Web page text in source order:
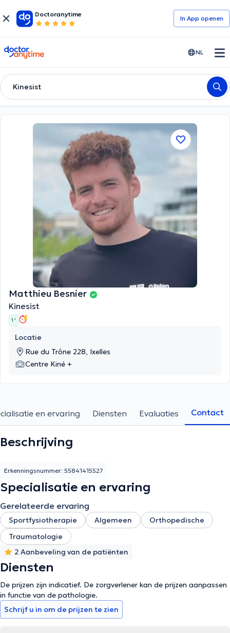
Doctoranytime
In App openen
doctoranytime NL
Kinesist
Matthieu Besnier
Kinesist
1 '
Locatie
Rue du Trône 228, Ixelles
Centre Kiné +
en ervaring Diensten Evaluaties Contact
Beschrijving
Erkenningsnummer: 55841415527
Specialisatie en ervaring
Gerelateerde ervaring
Sportfysiotherapie Algemeen
Orthopedische
Traumatologie
2 Aanbeveling van de patiënten
Diensten
De prijzen zijn indicatief. De zorgverlener kan de prijzen aanpassen
in functie van de pathologie.
Schrijf u in om de prijzen te zien